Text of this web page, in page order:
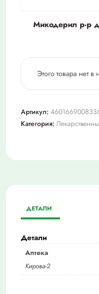
Микодерил р-р
Этого товара нет
Артикул:
Категория:
ДЕТАЛИ
Детали
Аптека
Кирова-2